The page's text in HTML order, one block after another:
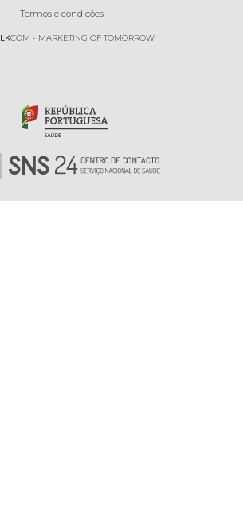
Termos e condições
LKCOM - MARKETING OF TOMORROW